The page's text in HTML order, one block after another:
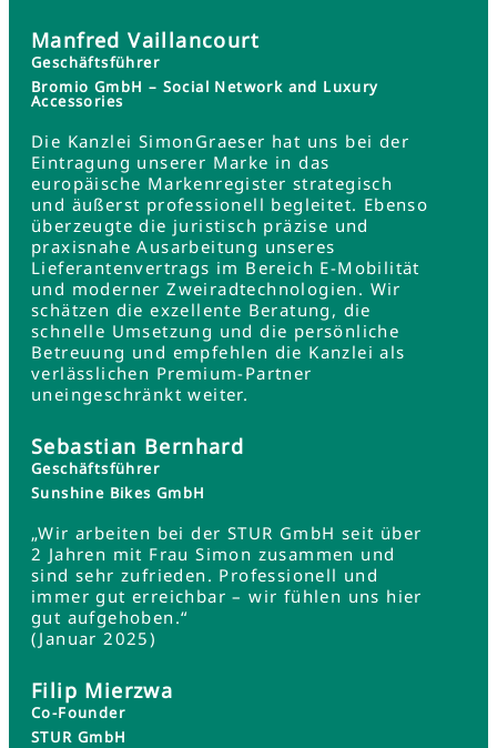
Manfred Vaillancourt
Geschäftsführer
Bromio GmbH – Social Network and Luxury
Accessories
Die Kanzlei SimonGraeser hat uns bei der
Eintragung unserer Marke in das
europäische Markenregister strategisch
und äußerst professionell begleitet. Ebenso
überzeugte die juristisch präzise und
praxisnahe Ausarbeitung unseres
Lieferantenvertrags im Bereich E-Mobilität
und moderner Zweiradtechnologien. Wir
schätzen die exzellente Beratung, die
schnelle Umsetzung und die persönliche
Betreuung und empfehlen die Kanzlei als
verlässlichen Premium-Partner
uneingeschränkt weiter.
Sebastian Bernhard
Geschäftsführer
Sunshine Bikes GmbH
„Wir arbeiten bei der STUR GmbH seit über
2 Jahren mit Frau Simon zusammen und
sind sehr zufrieden. Professionell und
immer gut erreichbar – wir fühlen uns hier
gut aufgehoben.“
(Januar 2025)
Filip Mierzwa
Co-Founder
STUR GmbH